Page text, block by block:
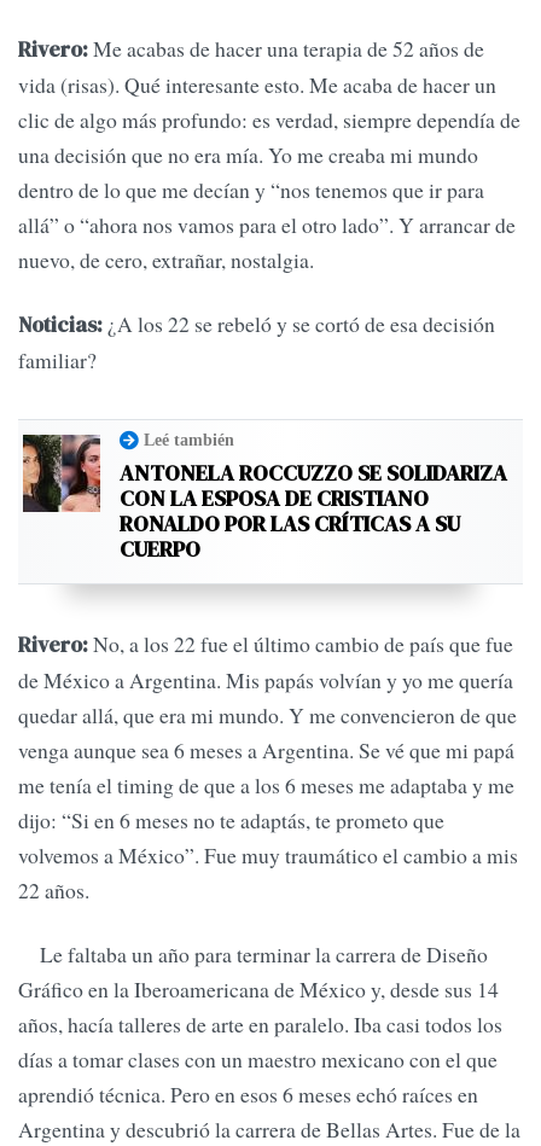
Rivero:Me acabas de hacer una terapia de 52 años de
vida (risas). Qué interesante esto. Me acaba de hacer un
clic de algo más profundo: es verdad, siempre dependía de
una decisión que no era mía. Yo me creaba mi mundo
dentro de lo que me decían y “nos tenemos que ir para
allá” o “ahora nos vamos para el otro lado”. Y arrancar de
nuevo, de cero, extrañar, nostalgia.
Noticias: ¿A los 22 se rebeló y se cortó de esa decisión
familiar?
Leé también
ANTONELA ROCCUZZO SE SOLIDARIZA
CON LA ESPOSA DE CRISTIANO
RONALDO POR LAS CRÍTICAS A SU
CUERPO
Rivero:No, a los 22 fue el último cambio de país que fue
de México a Argentina. Mis papás volvían y yo me quería
quedar allá, que era mi mundo. Y me convencieron de que
venga aunque sea 6 meses a Argentina. Se vé que mi papá
me tenía el timing de que a los 6 meses me adaptaba y me
dijo: “Si en 6 meses no te adaptás, te prometo que
volvemos a México”. Fue muy traumático el cambio a mis
22 años.
Le faltaba un año para terminar la carrera de Diseño
Gráfico en la Iberoamericana de México y, desde sus 14
años, hacía talleres de arte en paralelo. Iba casi todos los
días a tomar clases con un maestro mexicano con el que
aprendió técnica. Pero en esos 6 meses echó raíces en
Argentina y descubrió la carrera de Bellas Artes. Fue de la